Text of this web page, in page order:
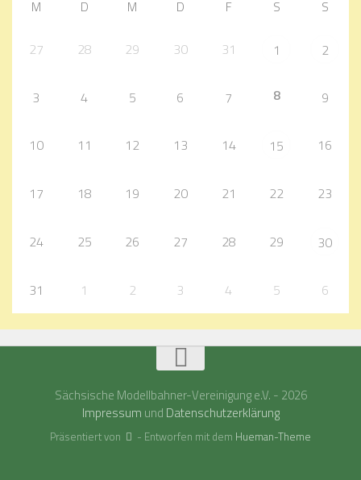
M D M D F S S
27 28 29 30 31 1 2
3 4 5 6 7 8 9
10 11 12 13 14 15 16
17 18 19 20 21 22 23
24 25 26 27 28 29 30
31 1 2 3 4 5 6
Sächsische Modellbahner-Vereinigung e.V. - 2026
Impressum und Datenschutzerklärung
Präsentiert von - Entworfen mit dem Hueman-Theme